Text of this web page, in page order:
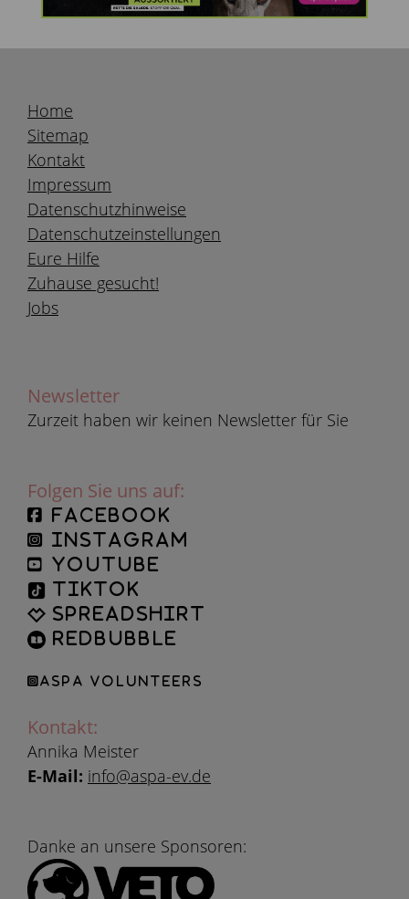
Home
Sitemap
Kontakt
Impressum
Datenschutzhinweise
Datenschutzeinstellungen
Eure Hilfe
Zuhause gesucht!
Jobs
Newsletter
Zurzeit haben wir keinen Newsletter für Sie
Folgen Sie uns auf:
facebook
instagram
YouTube
TikTok
Spreadshirt
Redbubble
ASPA Volunteers
Kontakt:
Annika Meister
E-Mail: info@aspa-ev.de
Danke an unsere Sponsoren: